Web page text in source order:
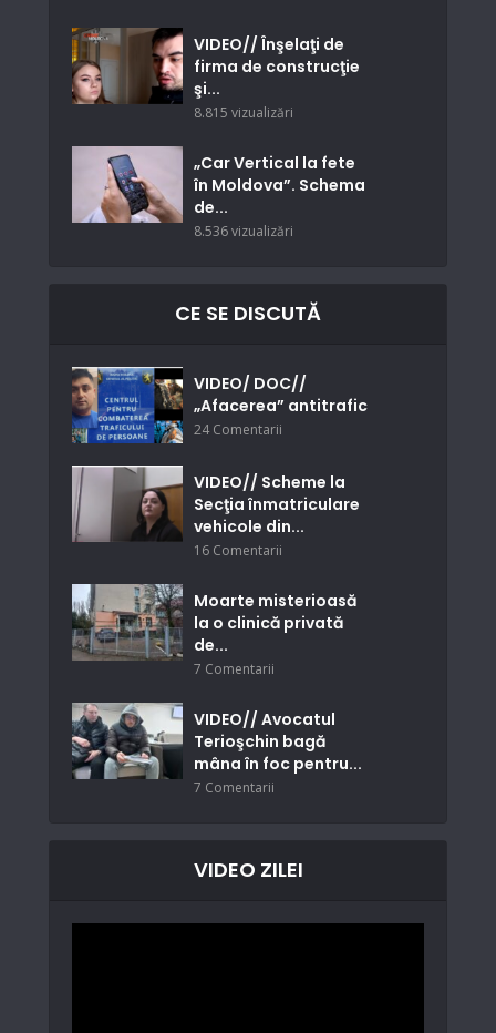
VIDEO// Înşelaţi de
firma de construcţie
şi...
8.815 vizualizări
„Car Vertical la fete
în Moldova”. Schema
de...
8.536 vizualizări
CE SE DISCUTĂ
VIDEO/ DOC//
„Afacerea” antitrafic
24 Comentarii
VIDEO// Scheme la
Secţia înmatriculare
vehicole din...
16 Comentarii
Moarte misterioasă
la o clinică privată
de...
7 Comentarii
VIDEO// Avocatul
Terioşchin bagă
mâna în foc pentru...
7 Comentarii
VIDEO ZILEI